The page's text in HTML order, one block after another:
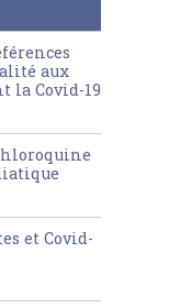
aux
la Covid-19
et Covid-